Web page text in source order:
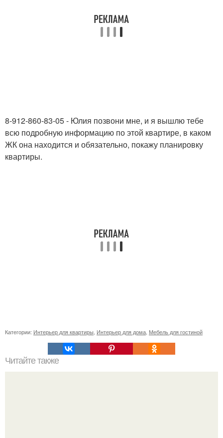
8-912-860-83-05 - Юлия позвони мне, и я вышлю тебе
всю подробную информацию по этой квартире, в каком
ЖК она находится и обязательно, покажу планировку
квартиры.
Категории: Интерьер для квартиры Интерьер для дома Мебель для гостиной
Читайте также